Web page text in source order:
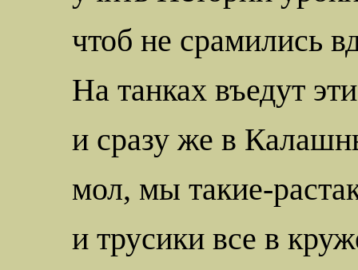
чтоб не срамились
На танках въедут
и сразу же в
мол, мы такие-
и трусики все в